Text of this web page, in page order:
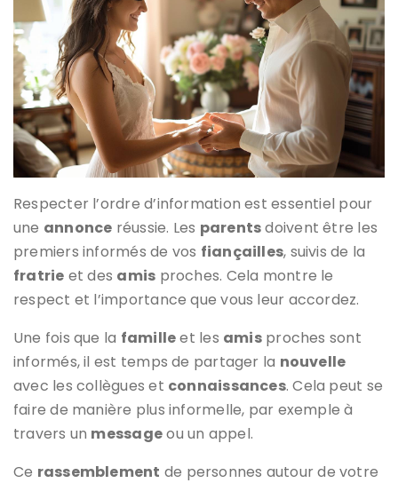
Respecter l’ordre d’information est essentiel pour
une annonce réussie. Les parentsdoivent être les
premiers informés de vos fiançailles, suivis de la
fratrie et des amis proches. Cela montre le
respect et l’importance que vous leur accordez.
Une fois que la familleet les amisproches sont
informés, il est temps de partager la nouvelle
avec les collègues et connaissances. Cela peut se
faire de manière plus informelle, par exemple à
travers un messageou un appel.
Ce rassemblement de personnes autour de votre